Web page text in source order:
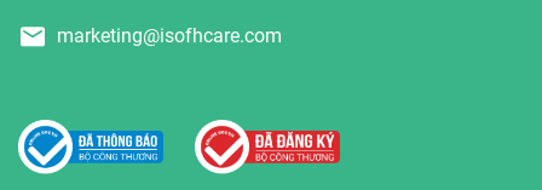
marketing@isofhcare.com